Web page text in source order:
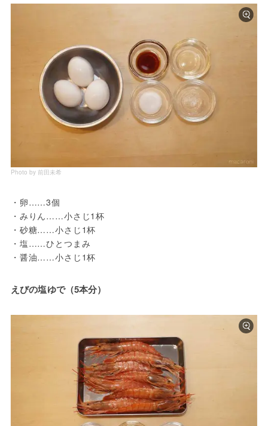
Photo by 前田未希
・卵……3個
・みりん……小さじ1杯
・砂糖……小さじ1杯
・塩……ひとつまみ
・醤油……小さじ1杯
えびの塩ゆで（5本分）